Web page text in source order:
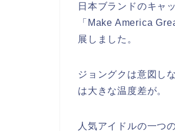
日本ブランドのキャ
「Make America
展しました。
ジョングクは意図し
は大きな温度差が。
人気アイドルの一つ